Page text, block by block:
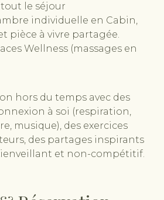
le séjour
individuelle en Cabin,
pièce à vivre partagée.
Wellness (massages en
hors du temps avec des
à soi (respiration,
musique), des exercices
des partages inspirants
et non-compétitif.